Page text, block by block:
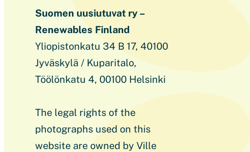
Suomen uusiutuvat ry –
Renewables Finland
Yliopistonkatu 34 B 17, 40100
Jyväskylä / Kuparitalo,
Töölönkatu 4, 00100 Helsinki
The legal rights of the
photographs used on this
website are owned by Ville